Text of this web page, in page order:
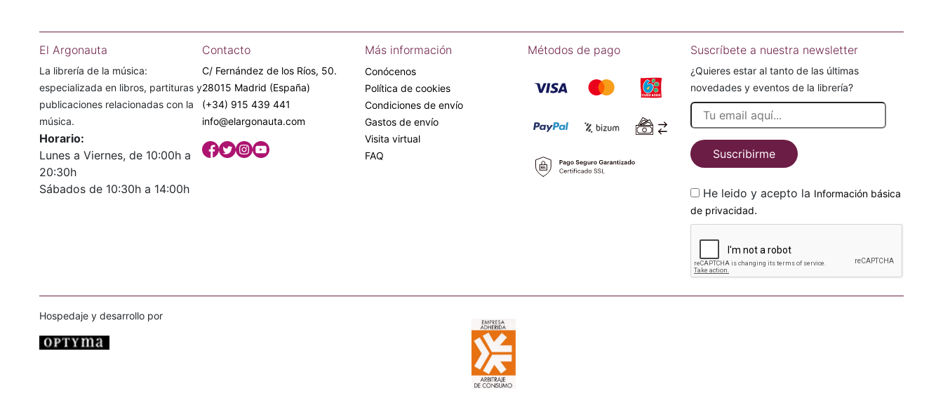
El Argonauta
La librería de la música:
especializada en libros, partituras y
publicaciones relacionadas con la
música.
Horario:
Lunes a Viernes, de 10:00h a
20:30h
Sábados de 10:30h a 14:00h
Contacto
C/ Fernández de los Ríos, 50.
28015 Madrid (España)
(+34) 915 439 441
info@elargonauta.com
Más información
Conócenos
Política de cookies
Condiciones de envío
Gastos de envío
Visita virtual
FAQ
Métodos de pago Suscríbete a nuestra newsletter
¿Quieres estar al tanto de las últimas
novedades y eventos de la librería?
Suscribirme
He leido y acepto la Información básica
de privacidad.
Hospedaje y desarrollo por